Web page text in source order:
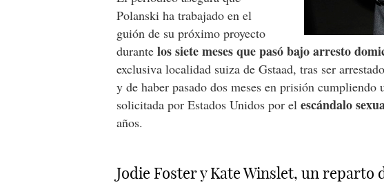
Polanski ha trabajado en el
guión de su próximo proyecto
durantelos siete meses que pasó bajo arresto
exclusiva localidad suiza de Gstaad, tras ser
y de haber pasado dos meses en prisión cumpliendo
solicitada por Estados Unidos por elescándalo
años.
Jodie Foster y Kate Winslet, un reparto